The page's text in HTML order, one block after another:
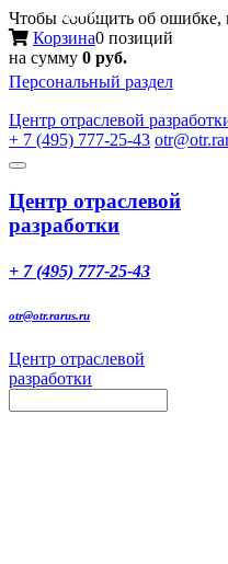
Чтобы сообщить об ошибке,
Корзина0 позиций
на сумму 0 руб.
Персональный раздел
Центр отраслевой
+ 7 (495) 777-25-43
Toggle
Меню
Центр отраслевой
разработки
+ 7 (495) 777-25-43
otr@otr.rarus.ru
Центр отраслевой
разработки